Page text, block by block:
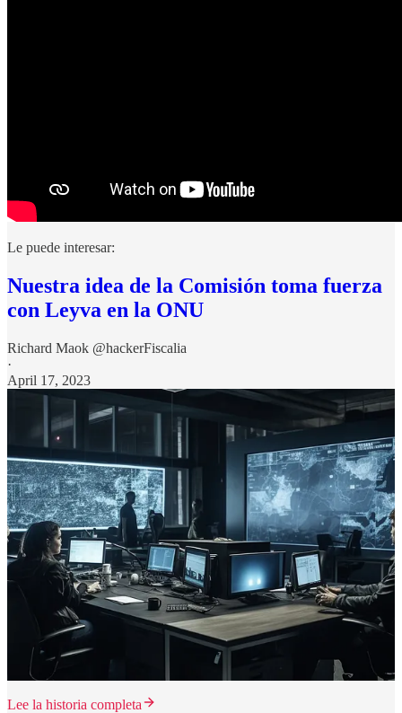
Le puede interesar:
Nuestra idea de la Comisión toma fuerza
con Leyva en la ONU
Richard Maok @hackerFiscalia
·
April 17, 2023
Lee la historia completa